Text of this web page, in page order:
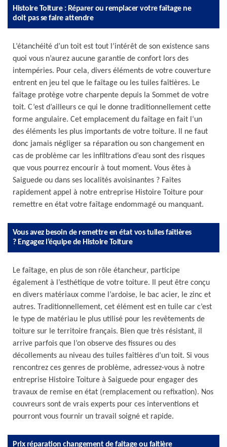
Histoire Toiture : Réparer ou remplacer votre faîtage ne
doit pas se faire attendre
L’étanchéité d’un toit est tout l’intérêt de son existence sans
quoi vous n’aurez aucune garantie de confort lors des
intempéries. Pour cela, divers éléments de votre couverture
entrent en jeu tel que le faîtage ou les tuiles faîtières. Le
faîtage protège votre charpente depuis la Sommet de votre
toit. C’est d’ailleurs ce qui le donne traditionnellement cette
forme angulaire. Cet emplacement du faîtage en fait l‘un
des éléments les plus importants de votre toiture. Il ne faut
donc jamais négliger sa réparation ou son changement en
cas de problème car les infiltrations d’eau sont des risques
que vous pourrez encourir à tout moment. Vous êtes à
Saiguede ou dans ses localités avoisinantes ? Faites
rapidement appel à notre entreprise Histoire Toiture pour
remettre en état votre faîtage endommagé ou manquant.
Vous avez besoin de remettre en état vos tuiles faîtières
? Engagez l’équipe de Histoire Toiture
Le faîtage, en plus de son rôle étancheur, participe
également à l’esthétique de votre toiture. Il peut être conçu
en divers matériaux comme l’ardoise, le bac acier, le zinc et
autres. Traditionnellement, cet élément est en tuile car c’est
le type de matériau le plus utilisé pour les revêtements de
toiture sur le territoire français. Bien que très résistant, il
arrive parfois que l’on observe des fissures ou des
décollements au niveau des tuiles faîtières d’un toit. Si vous
rencontrez ces genres de problème, adressez-vous à notre
entreprise Histoire Toiture à Saiguede pour engager des
travaux de remise en état (remplacement ou refixation). Nos
couvreurs sont de vrais experts pour ces interventions et
pourront vous fournir un travail soigné et rapide.
Prix réparation changement de faitage ou faitière